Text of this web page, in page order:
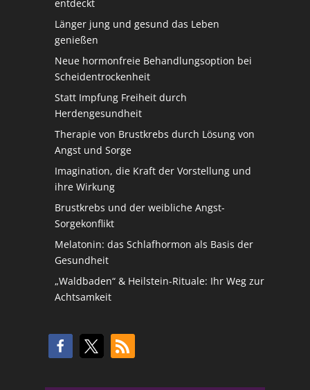
entdeckt
Länger jung und gesund das Leben
genießen
Neue hormonfreie Behandlungsoption bei
Scheidentrockenheit
Statt Impfung Freiheit durch
Herdengesundheit
Therapie von Brustkrebs durch Lösung von
Angst und Sorge
Imagination, die Kraft der Vorstellung und
ihre Wirkung
Brustkrebs und der weibliche Angst-
Sorgekonflikt
Melatonin: das Schlafhormon als Basis der
Gesundheit
„Waldbaden“ & Heilstein-Rituale: Ihr Weg zur
Achtsamkeit